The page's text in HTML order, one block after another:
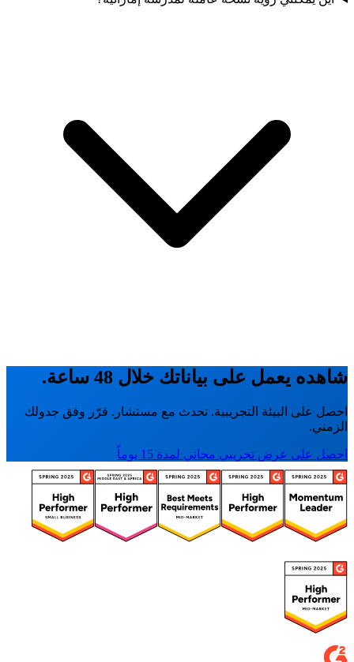
شاهده يعمل على بياناتك خلال 48 ساعة.
احصل على البيئة التجريبية. تحدث مع مستشار. قرّر وفق جدولك
الزمني.
احصل على عرض تجريبي مجاني لمدة 15 يوماً